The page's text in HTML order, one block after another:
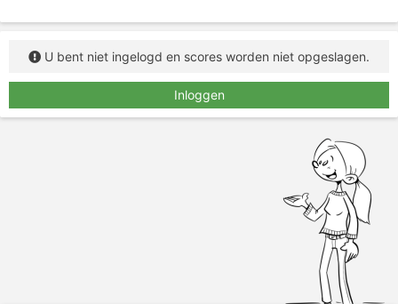
U bent niet ingelogd en scores worden niet opgeslagen.
Inloggen